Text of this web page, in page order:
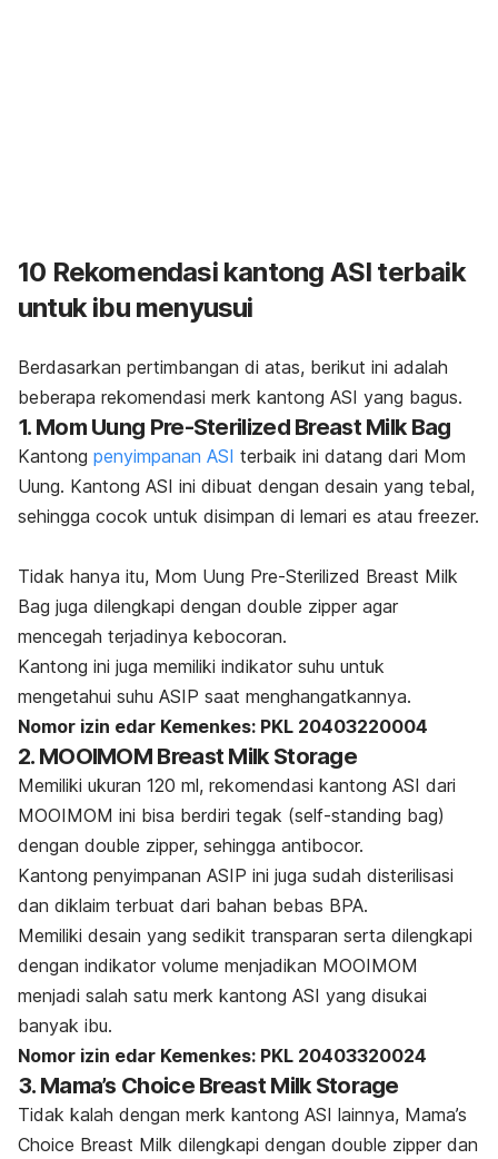
10 Rekomendasi kantong ASI terbaik
untuk ibu menyusui
Berdasarkan pertimbangan di atas, berikut ini adalah
beberapa rekomendasi merk kantong ASI yang bagus.
1. Mom Uung Pre-Sterilized Breast Milk Bag
Kantong penyimpanan ASI terbaik ini datang dari Mom
Uung. Kantong ASI ini dibuat dengan desain yang tebal,
sehingga cocok untuk disimpan di lemari es atau freezer.
Tidak hanya itu, Mom Uung Pre-Sterilized Breast Milk
Bag juga dilengkapi dengan double zipper agar
mencegah terjadinya kebocoran.
Kantong ini juga memiliki indikator suhu untuk
mengetahui suhu ASIP saat menghangatkannya.
Nomor izin edar Kemenkes: PKL 20403220004
2. MOOIMOM Breast Milk Storage
Memiliki ukuran 120 ml, rekomendasi kantong ASI dari
MOOIMOM ini bisa berdiri tegak (self-standing bag)
dengan double zipper, sehingga antibocor.
Kantong penyimpanan ASIP ini juga sudah disterilisasi
dan diklaim terbuat dari bahan bebas BPA.
Memiliki desain yang sedikit transparan serta dilengkapi
dengan indikator volume menjadikan MOOIMOM
menjadi salah satu merk kantong ASI yang disukai
banyak ibu.
Nomor izin edar Kemenkes: PKL 20403320024
3. Mama’s Choice Breast Milk Storage
Tidak kalah dengan merk kantong ASI lainnya, Mama’s
Choice Breast Milk dilengkapi dengan double zipper dan